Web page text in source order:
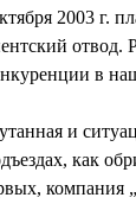
2003 г.
отвод.
в
и
как
компания